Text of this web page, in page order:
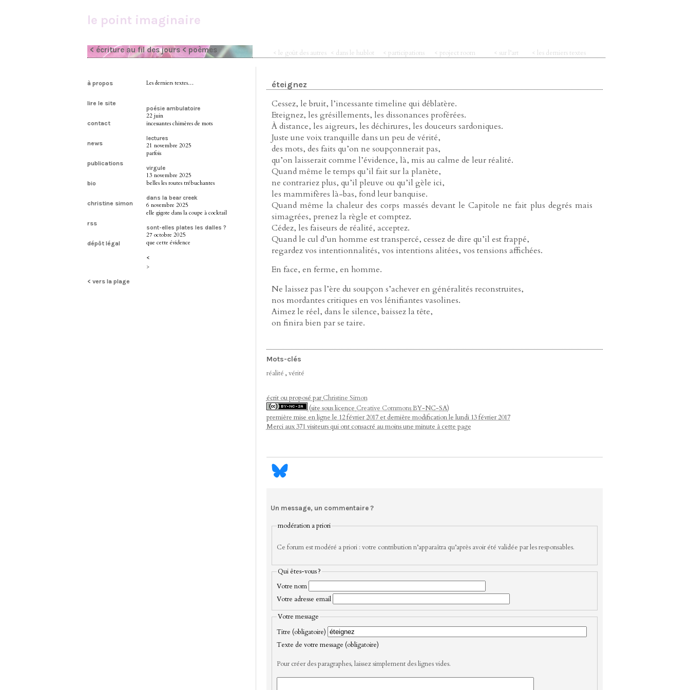
le point imaginaire
< écriture au fil des jours < poèmes < le goût des autres < dans le hublot < participations < project room < sur l’art < les derniers textes
à propos
lire le site
contact
news
publications
bio
christine simon
rss
dépôt légal
< vers la plage
Les derniers textes…
poésie ambulatoire
22 juin
incessantes chimères de mots
lectures
21 novembre 2025
parfois
virgule
13 novembre 2025
belles les routes trébuchantes
dans la bear creek
6 novembre 2025
elle gigote dans la coupe à cocktail
sont-elles plates les dalles ?
27 octobre 2025
que cette évidence
<
>
éteignez
Cessez, le bruit, l’incessante timeline qui déblatère.
Eteignez, les grésillements, les dissonances proférées.
À distance, les aigreurs, les déchirures, les douceurs sardoniques.
Juste une voix tranquille dans un peu de vérité,
des mots, des faits qu’on ne soupçonnerait pas,
qu’on laisserait comme l’évidence, là, mis au calme de leur réalité.
Quand même le temps qu’il fait sur la planète,
ne contrariez plus, qu’il pleuve ou qu’il gèle ici,
les mammifères là-bas, fond leur banquise.
Quand même la chaleur des corps massés devant le Capitole ne fait plus degrés mais
simagrées, prenez la règle et comptez.
Cédez, les faiseurs de réalité, acceptez.
Quand le cul d’un homme est transpercé, cessez de dire qu’il est frappé,
regardez vos intentionnalités, vos intentions alitées, vos tensions affichées.
En face, en ferme, en homme.
Ne laissez pas l’ère du soupçon s’achever en généralités reconstruites,
nos mordantes critiques en vos lénifiantes vasolines.
Aimez le réel, dans le silence, baissez la tête,
on finira bien par se taire.
Mots-clés
réalité , vérité
écrit ou proposé parChristine Simon
(site sous licence Creative CommonsBY-NC-SA)
première mise en ligne le 12 février 2017 et dernière modification le lundi 13 février 2017
Merci aux 371 visiteurs qui ont consacré au moins une minute à cette page
Un message, un commentaire ?
modération a priori
Ce forum est modéré a priori : votre contribution n’apparaîtra qu’après avoir été validée par les responsables.
Qui êtes-vous ?
Votre nom
Votre adresse email
Votre message
Titre (obligatoire)
Texte de votre message (obligatoire)
Pour créer des paragraphes, laissez simplement des lignes vides.